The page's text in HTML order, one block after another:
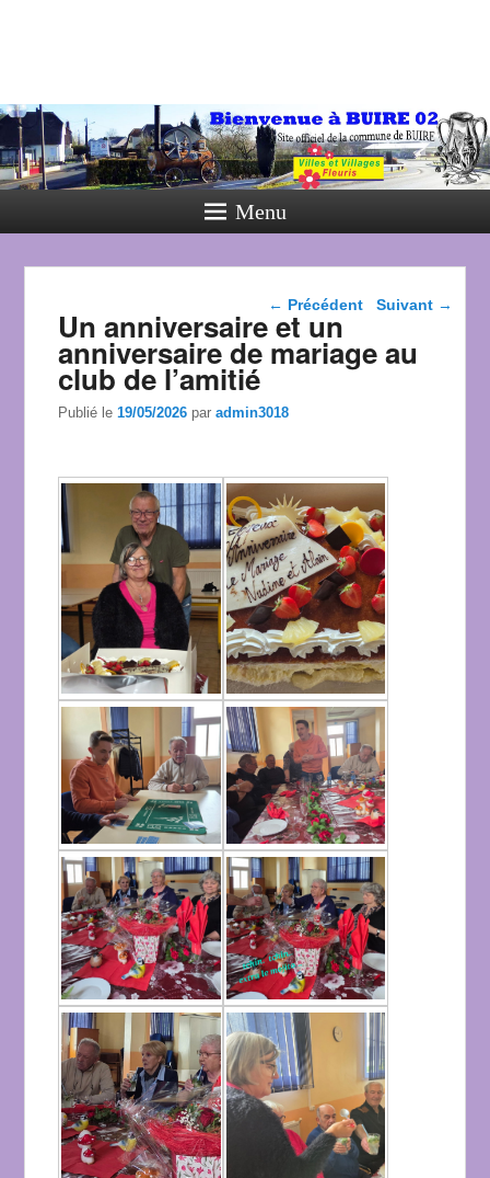
Menu
Navigation dans les
← Précédent Suivant →
Un anniversaire et un
anniversaire de mariage au
club de l’amitié
Publié le19/05/2026 paradmin3018